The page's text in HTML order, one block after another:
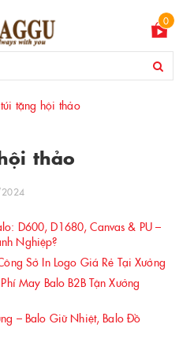
0
tặng hội thảo
thảo
D600, D1680, Canvas & PU –
Nghiệp?
Sở In Logo Giá Rẻ Tại Xưởng
May Balo B2B Tận Xưởng
– Balo Giữ Nhiệt, Balo Đồ